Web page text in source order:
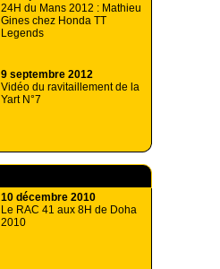
24H du Mans 2012 : Mathieu
Gines chez Honda TT
Legends
9 septembre 2012
Vidéo du ravitaillement de la
Yart N°7
10 décembre 2010
Le RAC 41 aux 8H de Doha
2010